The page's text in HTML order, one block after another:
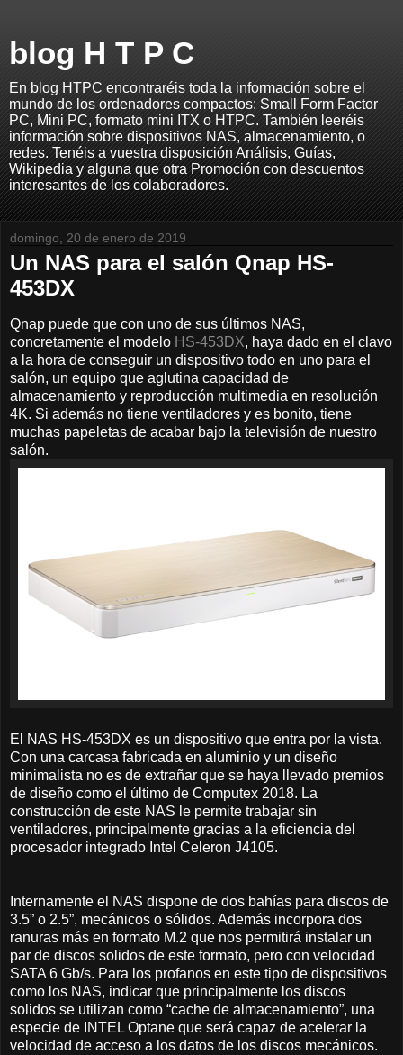
blog H T P C
En blog HTPC encontraréis toda la información sobre el
mundo de los ordenadores compactos: Small Form Factor
PC, Mini PC, formato mini ITX o HTPC. También leeréis
información sobre dispositivos NAS, almacenamiento, o
redes. Tenéis a vuestra disposición Análisis, Guías,
Wikipedia y alguna que otra Promoción con descuentos
interesantes de los colaboradores.
domingo, 20 de enero de 2019
Un NAS para el salón Qnap HS-
453DX
Qnap puede que con uno de sus últimos NAS,
concretamente el modelo HS-453DX, haya dado en el clavo
a la hora de conseguir un dispositivo todo en uno para el
salón, un equipo que aglutina capacidad de
almacenamiento y reproducción multimedia en resolución
4K. Si además no tiene ventiladores y es bonito, tiene
muchas papeletas de acabar bajo la televisión de nuestro
salón.
El NAS HS-453DX es un dispositivo que entra por la vista.
Con una carcasa fabricada en aluminio y un diseño
minimalista no es de extrañar que se haya llevado premios
de diseño como el último de Computex 2018. La
construcción de este NAS le permite trabajar sin
ventiladores, principalmente gracias a la eficiencia del
procesador integrado Intel Celeron J4105.
Internamente el NAS dispone de dos bahías para discos de
3.5” o 2.5”, mecánicos o sólidos. Además incorpora dos
ranuras más en formato M.2 que nos permitirá instalar un
par de discos solidos de este formato, pero con velocidad
SATA 6 Gb/s. Para los profanos en este tipo de dispositivos
como los NAS, indicar que principalmente los discos
solidos se utilizan como “cache de almacenamiento”, una
especie de INTEL Optane que será capaz de acelerar la
velocidad de acceso a los datos de los discos mecánicos.